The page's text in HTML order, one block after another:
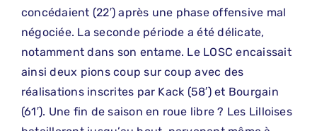
concédaient (22′) après une phase offensive mal
négociée. La seconde période a été délicate,
notamment dans son entame. Le LOSC encaissait
ainsi deux pions coup sur coup avec des
réalisations inscrites par Kack (58′) et Bourgain
(61′). Une fin de saison en roue libre ? Les Lilloises